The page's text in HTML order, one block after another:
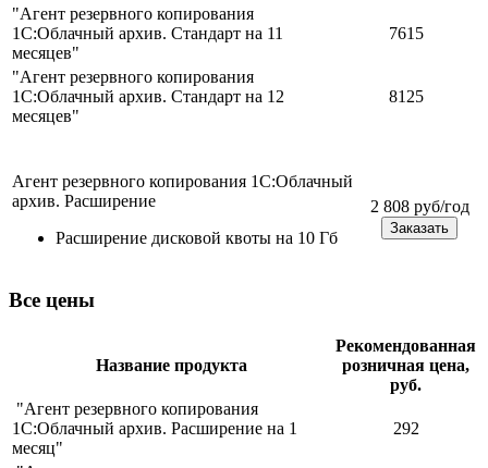
"Агент резервного копирования
1С:Облачный архив. Стандарт на 11
месяцев"
7615
"Агент резервного копирования
1С:Облачный архив. Стандарт на 12
месяцев"
8125
Агент резервного копирования 1С:Облачный
архив. Расширение
Расширение дисковой квоты на 10 Гб
2 808 руб/год
Заказать
Все цены
Название продукта
Рекомендованная
розничная цена,
руб.
"Агент резервного копирования
1С:Облачный архив. Расширение на 1
месяц"
292